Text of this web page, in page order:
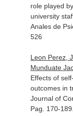
role played
university
Anales de
526
Leon Perez,
Munduate
Effects of
outcomes in
Journal of
Pag. 170-